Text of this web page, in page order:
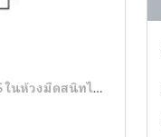
วงมืดสนิทไม่มิดแสง